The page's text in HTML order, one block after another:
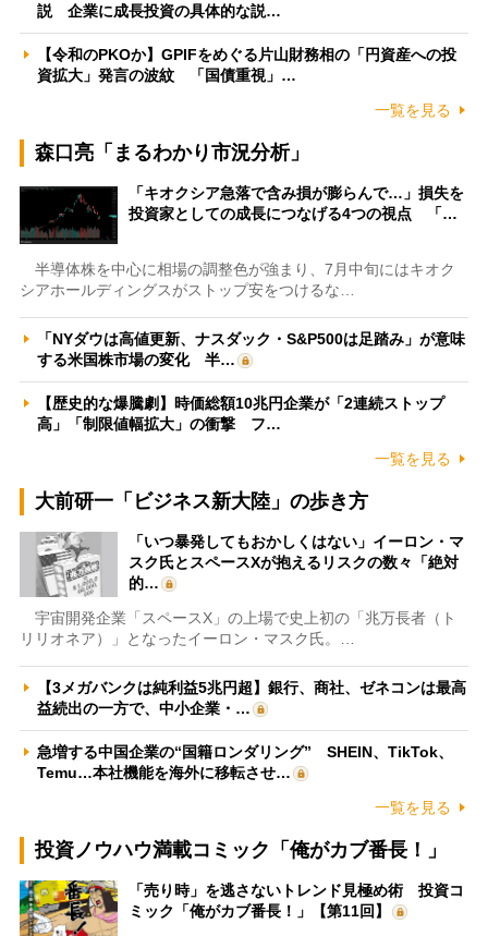
説 企業に成長投資の具体的な説…
【令和のPKOか】GPIFをめぐる片山財務相の「円資産への投
資拡大」発言の波紋 「国債重視」…
一覧を見る
森口亮「まるわかり市況分析」
「キオクシア急落で含み損が膨らんで…」損失を
投資家としての成長につなげる4つの視点 「…
半導体株を中心に相場の調整色が強まり、7月中旬にはキオク
シアホールディングスがストップ安をつけるな…
「NYダウは高値更新、ナスダック・S&P500は足踏み」が意味
する米国株市場の変化 半…
【歴史的な爆騰劇】時価総額10兆円企業が「2連続ストップ
高」「制限値幅拡大」の衝撃 フ…
一覧を見る
大前研一「ビジネス新大陸」の歩き方
「いつ暴発してもおかしくはない」イーロン・マ
スク氏とスペースXが抱えるリスクの数々「絶対
的…
宇宙開発企業「スペースX」の上場で史上初の「兆万長者（ト
リリオネア）」となったイーロン・マスク氏。…
【3メガバンクは純利益5兆円超】銀行、商社、ゼネコンは最高
益続出の一方で、中小企業・…
急増する中国企業の“国籍ロンダリング” SHEIN、TikTok、
Temu…本社機能を海外に移転させ…
一覧を見る
投資ノウハウ満載コミック「俺がカブ番長！」
「売り時」を逃さないトレンド見極め術 投資コ
ミック「俺がカブ番長！」【第11回】